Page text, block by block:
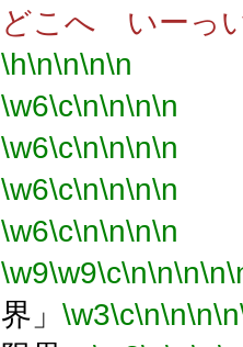
どこへ いーっ
\h\n\n\n\n
\w6\c\n\n\n\n
\w6\c\n\n\n\n
\w6\c\n\n\n\n
\w6\c\n\n\n\n
\w9\w9\c\n\n\n\n
界」 \w3\c\n\n\n\n